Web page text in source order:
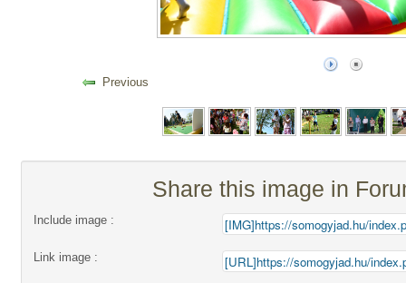
Previous
Share this image in
Include image :
Link image :